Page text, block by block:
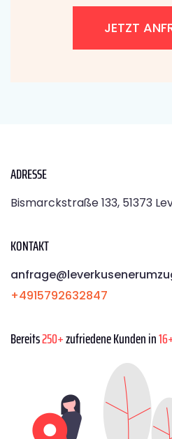
JETZT
ADRESSE
Bismarckstraße 133, 51373
KONTAKT
+4915792632847
Bereits250+zufriedene Kunden in